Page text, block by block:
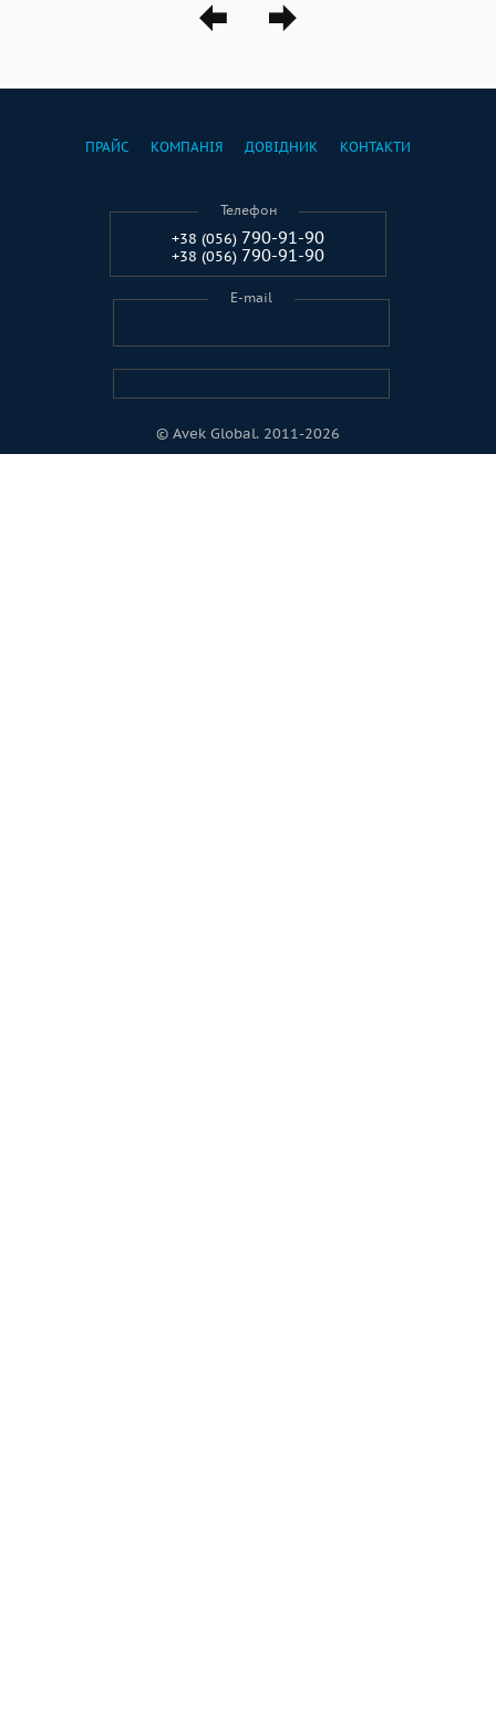
© Avek Global. 2011-2026
ПРАЙС КОМПАНІЯ ДОВІДНИК КОНТАКТИ
Телефон
+38 (056) 790-91-90
+38 (056) 790-91-90
E-mail